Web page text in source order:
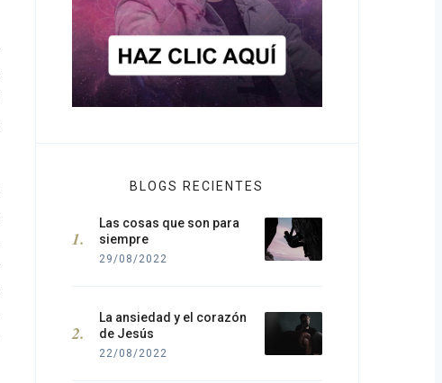
BLOGS RECIENTES
Las cosas que son para
siempre
29/08/2022
La ansiedad y el corazón
de Jesús
22/08/2022